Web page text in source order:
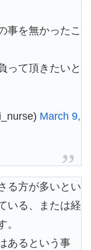
事を無かったこ
って頂きたいと
March 9,
る方が多いとい
いる、または経
。
あるという事